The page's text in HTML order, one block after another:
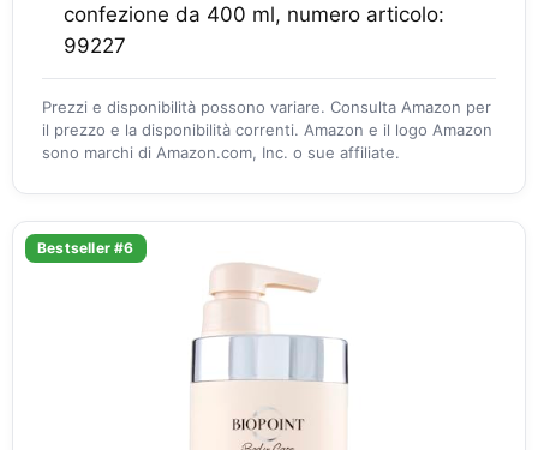
confezione da 400 ml, numero articolo:
99227
Prezzi e disponibilità possono variare. Consulta Amazon per
il prezzo e la disponibilità correnti. Amazon e il logo Amazon
sono marchi di Amazon.com, Inc. o sue affiliate.
Bestseller #6